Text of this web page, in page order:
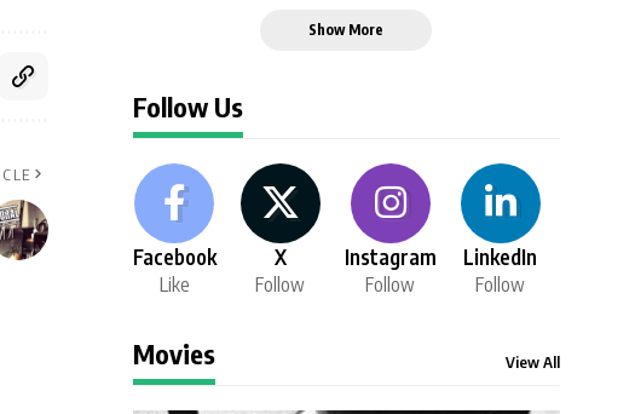
Show More
Follow Us
Facebook
Like
X
Follow
Instagram
Follow
LinkedIn
Follow
Movies View All